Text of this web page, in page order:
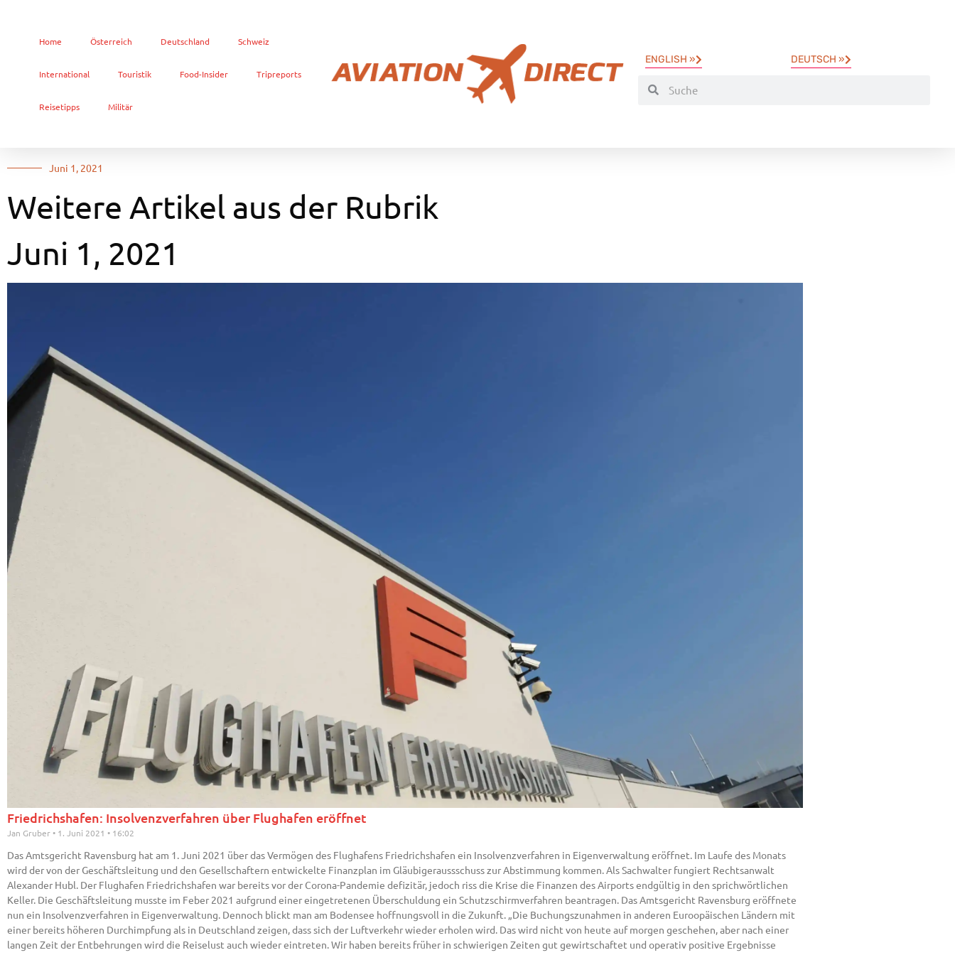
Home Österreich Deutschland Schweiz
International Touristik Food-Insider Tripreports
Reisetipps Militär
ENGLISH » DEUTSCH »
Juni 1, 2021
Weitere Artikel aus der Rubrik
Juni 1, 2021
Friedrichshafen: Insolvenzverfahren über Flughafen eröffnet
Jan Gruber 1. Juni 2021 16:02
Das Amtsgericht Ravensburg hat am 1. Juni 2021 über das Vermögen des Flughafens Friedrichshafen ein Insolvenzverfahren in Eigenverwaltung eröffnet. Im Laufe des Monats
wird der von der Geschäftsleitung und den Gesellschaftern entwickelte Finanzplan im Gläubigeraussschuss zur Abstimmung kommen. Als Sachwalter fungiert Rechtsanwalt
Alexander Hubl. Der Flughafen Friedrichshafen war bereits vor der Corona-Pandemie defizitär, jedoch riss die Krise die Finanzen des Airports endgültig in den sprichwörtlichen
Keller. Die Geschäftsleitung musste im Feber 2021 aufgrund einer eingetretenen Überschuldung ein Schutzschirmverfahren beantragen. Das Amtsgericht Ravensburg eröffnete
nun ein Insolvenzverfahren in Eigenverwaltung. Dennoch blickt man am Bodensee hoffnungsvoll in die Zukunft. „Die Buchungszunahmen in anderen Euroopäischen Ländern mit
einer bereits höheren Durchimpfung als in Deutschland zeigen, dass sich der Luftverkehr wieder erholen wird. Das wird nicht von heute auf morgen geschehen, aber nach einer
langen Zeit der Entbehrungen wird die Reiselust auch wieder eintreten. Wir haben bereits früher in schwierigen Zeiten gut gewirtschaftet und operativ positive Ergebnisse